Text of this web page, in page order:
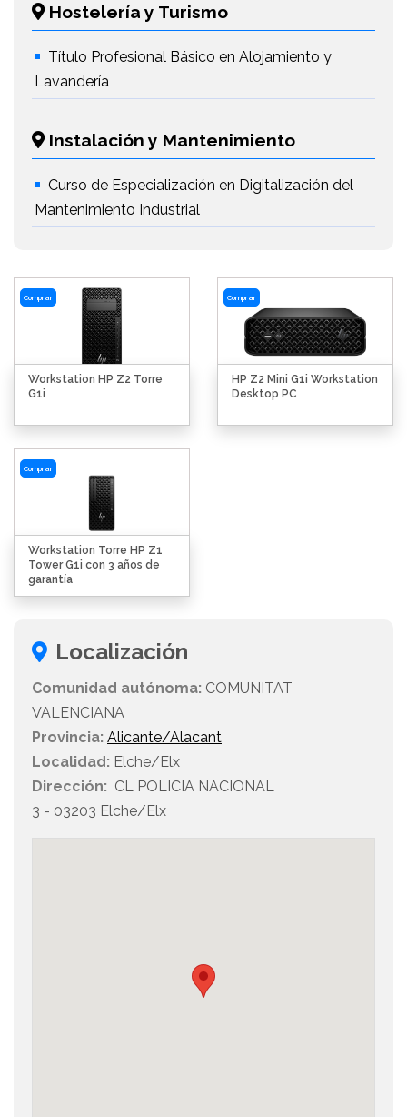
Hostelería y Turismo
Título Profesional Básico en Alojamiento y
Lavandería
Instalación y Mantenimiento
Curso de Especialización en Digitalización del
Mantenimiento Industrial
Comprar
Workstation HP Z2 Torre
G1i
Comprar
HP Z2 Mini G1i Workstation
Desktop PC
Comprar
Workstation Torre HP Z1
Tower G1i con 3 años de
garantía
Localización
Comunidad autónoma: COMUNITAT
VALENCIANA
Provincia: Alicante/Alacant
Localidad: Elche/Elx
Dirección: CL POLICIA NACIONAL
3 - 03203 Elche/Elx